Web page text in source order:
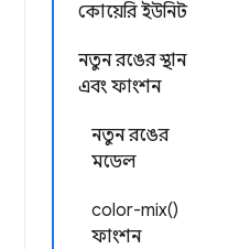
কোয়েরি ইউনিট
নতুন রঙের স্থান
এবং ফাংশন
নতুন রঙের
মডেল
color-mix()
ফাংশন